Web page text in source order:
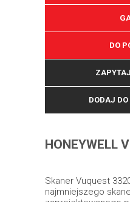
DO
DODAJ
HONEYWELL
Skaner Vuquest
najmniejszego